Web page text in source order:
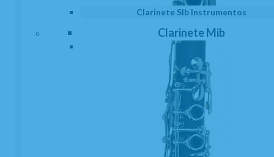
Clarinete SIb Instrumentos
Clarinete Mib
En Atelier de Celia somos especialistas en clarinete y por
ello tenemos todos los accesorios necesarios para toda la
familia de instrumentos del clarinete, incluyendo los
accesorios para clarinete en Mib o requinto.
Boquillas, boquilleros, abrazaderas, cañas, protectores de
boquilla, grasa para corchos, limpiadores tanto interiores
como exteriores, estuches, fundas, mochilas, apoya